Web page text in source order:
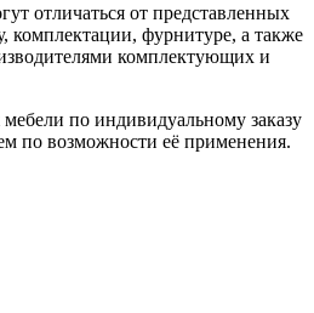
отличаться от представленных
комплектации, фурнитуре, а также
комплектующих и
по индивидуальному заказу
по возможности её применения.